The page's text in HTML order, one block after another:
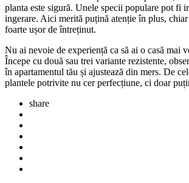
planta este sigură. Unele specii populare pot fi
ingerare. Aici merită puțină atenție în plus, chiar
foarte ușor de întreținut.
Nu ai nevoie de experiență ca să ai o casă mai
Începe cu două sau trei variante rezistente,
în apartamentul tău și ajustează din mers. De
plantele potrivite nu cer perfecțiune, ci doar
share